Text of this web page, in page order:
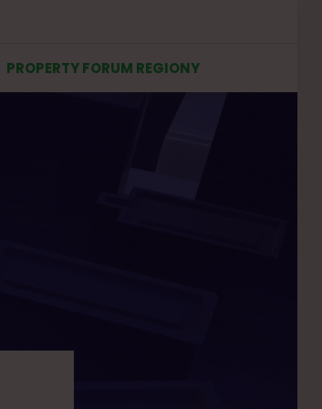
PROPERTY FORUM REGIONY